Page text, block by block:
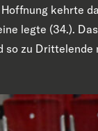
kehrte
legte (34.).
so zu